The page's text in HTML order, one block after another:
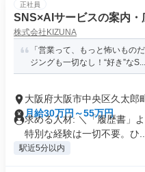
正社員
SNS×AIサービスの案内
株式会社KIZUNA
「営業って、もっと怖いもの
ジングも一切なし！“好き”なS...
大阪府大阪市中央区久太郎
月給30万円～55万円
求める人材: ＼「履歴書」
特別な経験は一切不要。ひ...
駅近5分以内